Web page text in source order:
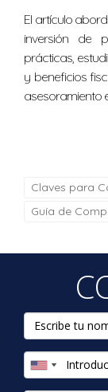
El artículo
inversión de
prácticas,
y beneficios
asesoramiento
Claves para
Guía de